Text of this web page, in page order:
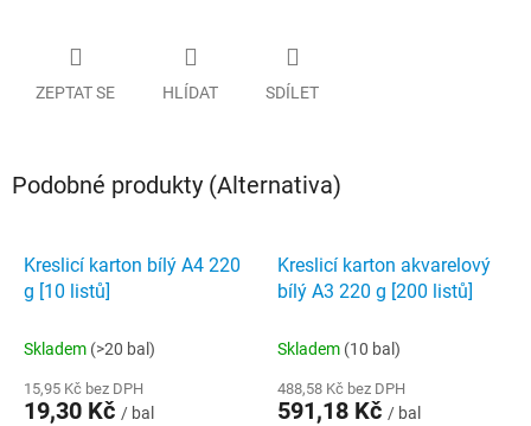
ZEPTAT SE HLÍDAT SDÍLET
Podobné produkty (Alternativa)
Kreslicí karton bílý A4 220
g [10 listů]
Skladem (>20 bal)
15,95 Kč bez DPH
19,30 Kč / bal
Kreslicí karton akvarelový
bílý A3 220 g [200 listů]
Skladem (10 bal)
488,58 Kč bez DPH
591,18 Kč / bal